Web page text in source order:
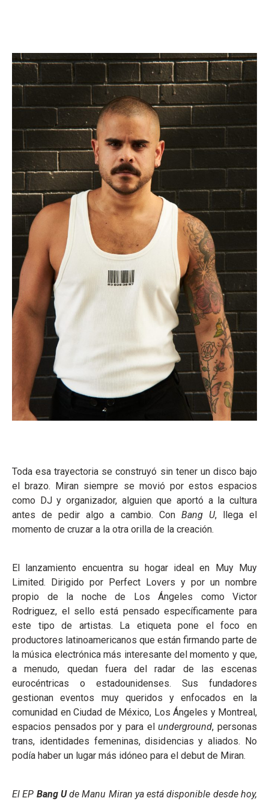
Toda esa trayectoria se construyó sin tener un disco bajo
el brazo. Miran siempre se movió por estos espacios
como DJ y organizador, alguien que aportó a la cultura
antes de pedir algo a cambio. Con Bang U, llega el
momento de cruzar a la otra orilla de la creación.
El lanzamiento encuentra su hogar ideal en Muy Muy
Limited. Dirigido por Perfect Lovers y por un nombre
propio de la noche de Los Ángeles como Victor
Rodriguez, el sello está pensado específicamente para
este tipo de artistas. La etiqueta pone el foco en
productores latinoamericanos que están firmando parte de
la música electrónica más interesante del momento y que,
a menudo, quedan fuera del radar de las escenas
eurocéntricas o estadounidenses. Sus fundadores
gestionan eventos muy queridos y enfocados en la
comunidad en Ciudad de México, Los Ángeles y Montreal,
espacios pensados por y para elunderground, personas
trans, identidades femeninas, disidencias y aliados. No
podía haber un lugar más idóneo para el debut de Miran.
El EP Bang Ude Manu Miran ya está disponible desde hoy,